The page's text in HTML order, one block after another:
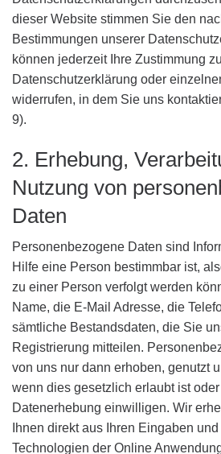
dieser Website stimmen Sie den
Bestimmungen unserer
können jederzeit Ihre Zustimmung
Datenschutzerklärung oder
widerrufen, in dem Sie uns
9).
2. Erhebung,
Nutzung von
Daten
Personenbezogene Daten sind
Hilfe eine Person bestimmbar ist,
zu einer Person verfolgt werden
Name, die E-Mail Adresse, die
sämtliche Bestandsdaten, die Sie
Registrierung mitteilen.
von uns nur dann erhoben, genutzt
wenn dies gesetzlich erlaubt ist
Datenerhebung einwilligen. Wir
Ihnen direkt aus Ihren Eingaben
Technologien der Online